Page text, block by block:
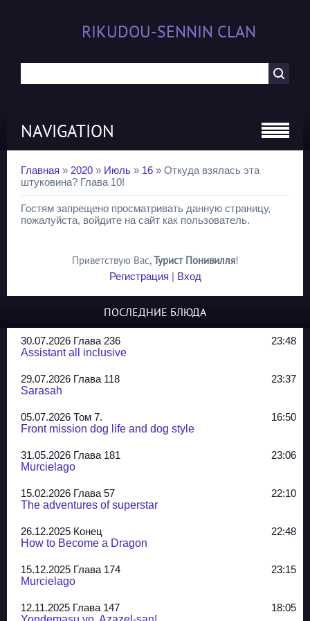
RIKUDOU-SENNIN CLAN
NAVIGATION
Главная » 2020 » Июль » 16 » Откуда взялась эта
штуковина? Глава 10!
Гостям запрещено просматривать данную страницу,
пожалуйста, войдите на сайт как пользователь.
Приветствую Вас,Турист Понивилля!
Регистрация | Вход
ПОСЛЕДНИЕ БЛЮДА
30.07.2026 Глава 236
23:48
Assistant all inclusive
29.07.2026 Глава 118
23:37
Sarasah
05.07.2026 Том 7.
16:50
Front mission dog life and dog style
31.05.2026 Глава 181
23:06
Murcielago
15.02.2026 Глава 57
22:10
The adventures of superstar
26.12.2025 Конец
22:48
How to Become a Dragon
15.12.2025 Глава 174
23:15
Murcielago
12.11.2025 Глава 147
18:05